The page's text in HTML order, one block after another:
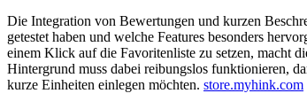
Die Integration von Bewertungen und kurzen
getestet haben und welche Features besonders
einem Klick auf die Favoritenliste zu setzen, macht
Hintergrund muss dabei reibungslos funktionieren,
kurze Einheiten einlegen möchten. store.myhink.com